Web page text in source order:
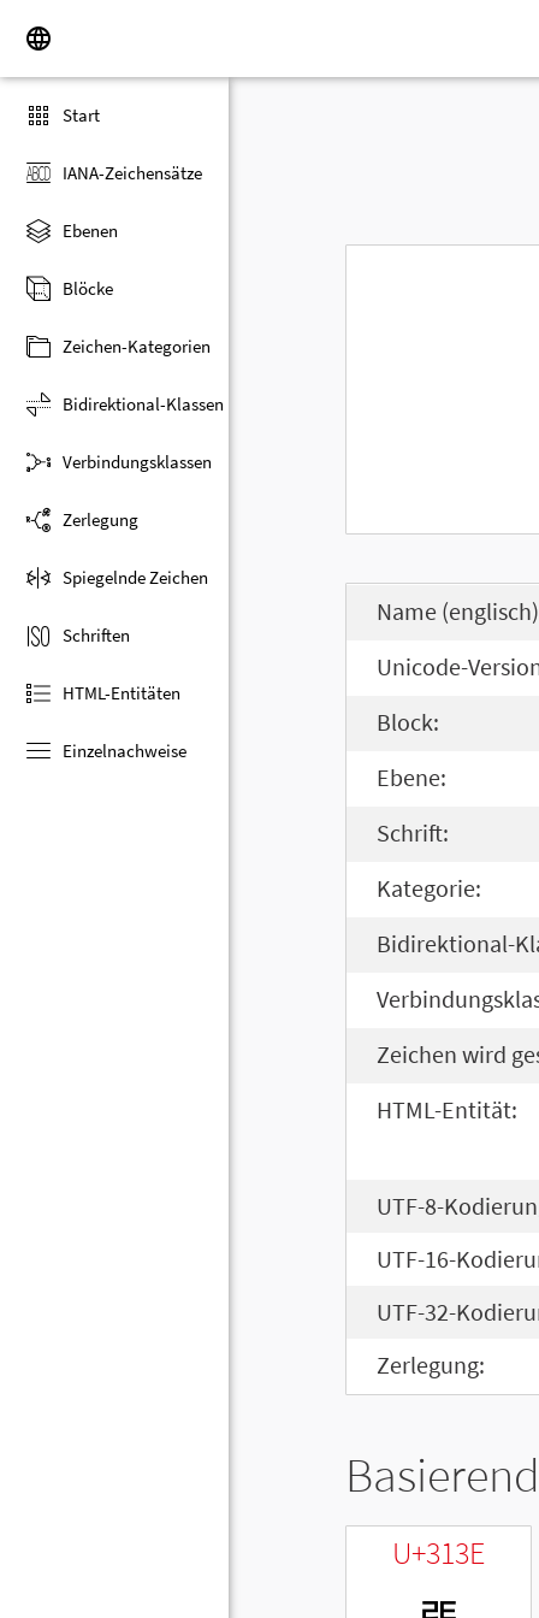
Start
IANA-Zeichensätze
Ebenen
Blöcke
Zeichen-Kategorien
Bidirektional-Klassen
Verbindungsklassen
Zerlegung
Spiegelnde Zeichen
Schriften
HTML-Entitäten
Einzelnachweise
Name
Unicode-
Block:
Ebene:
Schrift:
Kategorie:
Bidirektional-
Zeichen wird
HTML-Entität:
UTF-8-
UTF-16-
UTF-32-
Zerlegung:
U+313E